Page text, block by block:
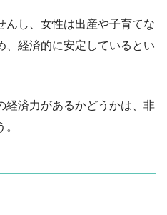
んし、女性は出産や子育てな
、経済的に安定しているとい
経済力があるかどうかは、非